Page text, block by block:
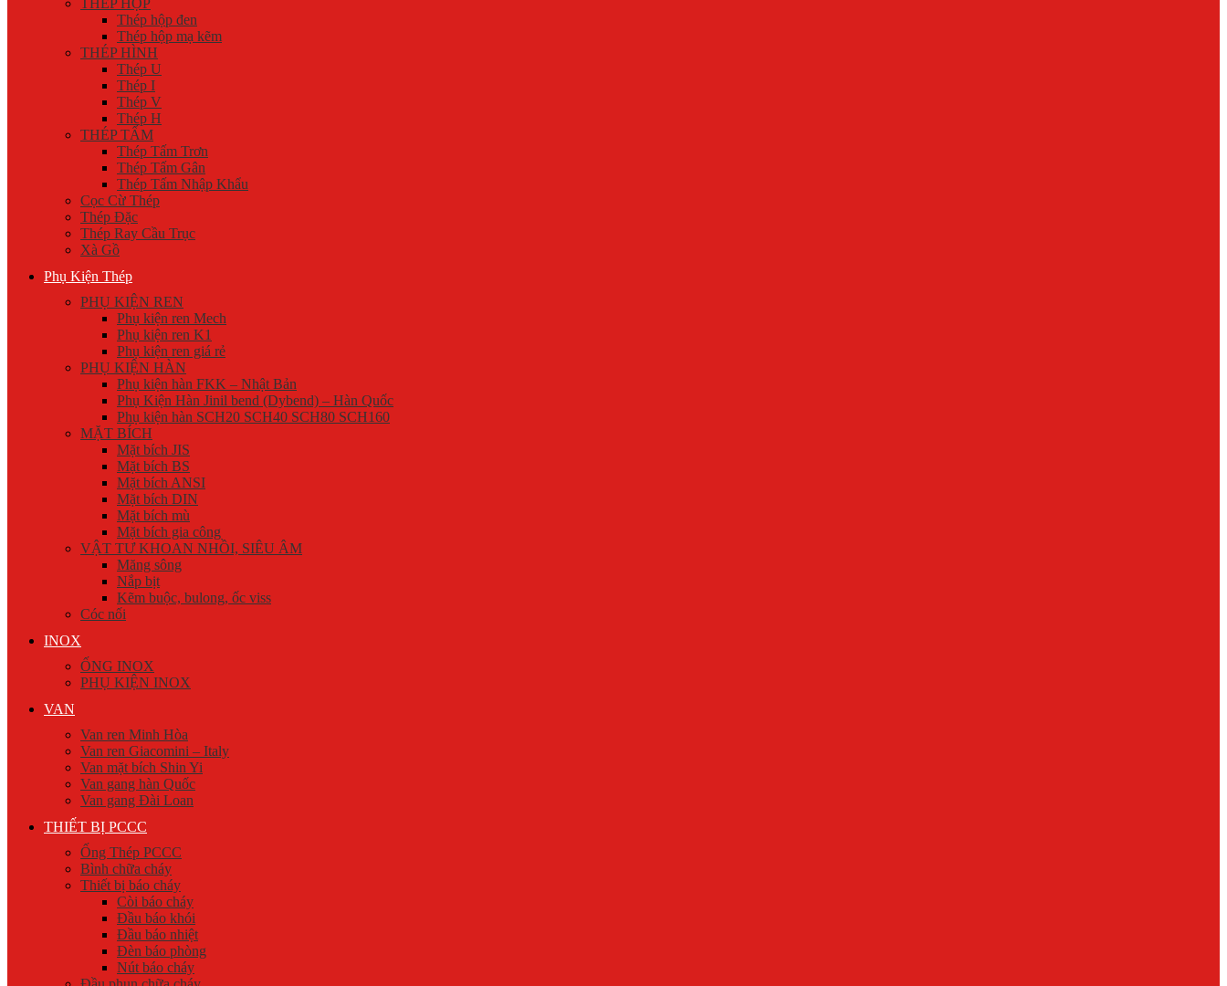
THÉP HỘP
Thép hộp đen
Thép hộp mạ kẽm
THÉP HÌNH
Thép U
Thép I
Thép V
Thép H
THÉP TẤM
Thép Tấm Trơn
Thép Tấm Gân
Thép Tấm Nhập Khẩu
Cọc Cừ Thép
Thép Đặc
Thép Ray Cầu Trục
Xà Gồ
Phụ Kiện Thép
PHỤ KIỆN REN
Phụ kiện ren Mech
Phụ kiện ren K1
Phụ kiện ren giá rẻ
PHỤ KIỆN HÀN
Phụ kiện hàn FKK – Nhật Bản
Phụ Kiện Hàn Jinil bend (Dybend) – Hàn Quốc
Phụ kiện hàn SCH20 SCH40 SCH80 SCH160
MẶT BÍCH
Mặt bích JIS
Mặt bích BS
Mặt bích ANSI
Mặt bích DIN
Mặt bích mù
Mặt bích gia công
VẬT TƯ KHOAN NHỒI, SIÊU ÂM
Măng sông
Nắp bịt
Kẽm buộc, bulong, ốc viss
Cóc nối
INOX
ỐNG INOX
PHỤ KIỆN INOX
VAN
Van ren Minh Hòa
Van ren Giacomini – Italy
Van mặt bích Shin Yi
Van gang hàn Quốc
Van gang Đài Loan
THIẾT BỊ PCCC
Ống Thép PCCC
Bình chữa cháy
Thiết bị báo cháy
Còi báo cháy
Đầu báo khói
Đầu báo nhiệt
Đèn báo phòng
Nút báo cháy